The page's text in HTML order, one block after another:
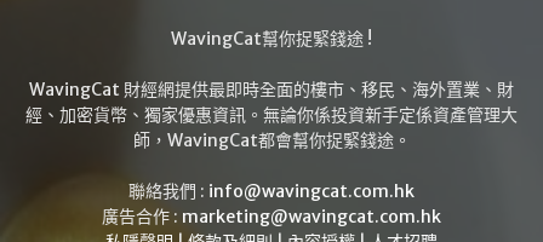
WavingCat幫你捉緊錢途 !
WavingCat 財經網提供最即時全面的樓市、移民、海外置業、財
經、加密貨幣、獨家優惠資訊。無論你係投資新手定係資產管理大
師，WavingCat都會幫你捉緊錢途。
聯絡我們 : info@wavingcat.com.hk
廣告合作 : marketing@wavingcat.com.hk